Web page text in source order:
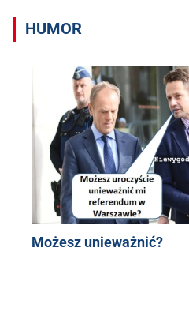
HUMOR
Możesz unieważnić?